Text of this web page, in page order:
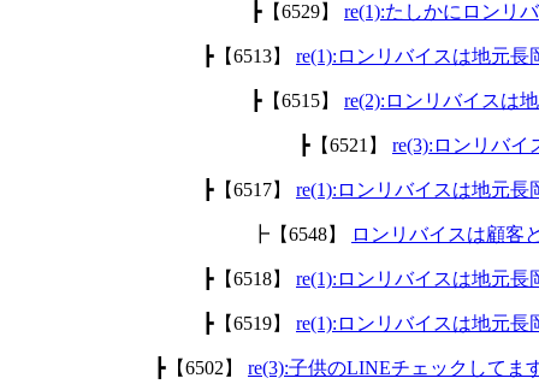
┣【6529】 re(1):たしかにロンリ
┣【6513】 re(1):ロンリバイスは地元
┣【6515】 re(2):ロンリバイスは
┣【6521】 re(3):ロンリバ
┣【6517】 re(1):ロンリバイスは地元
┣【6548】 ロンリバイスは顧客
┣【6518】 re(1):ロンリバイスは地元
┣【6519】 re(1):ロンリバイスは地元
┣【6502】 re(3):子供のLINEチェックしてま